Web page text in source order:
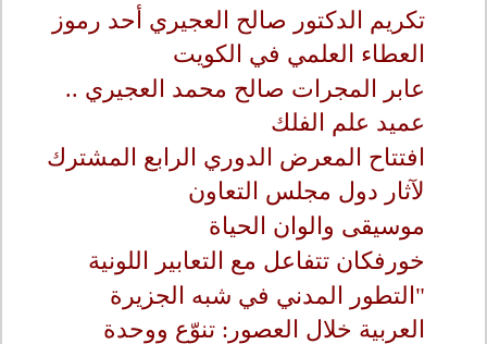
تكريم الدكتور صالح العجيري أحد رموز
العطاء العلمي في الكويت
عابر المجرات صالح محمد العجيري ..
عميد علم الفلك
افتتاح المعرض الدوري الرابع المشترك
لآثار دول مجلس التعاون
موسيقى والوان الحياة
خورفكان تتفاعل مع التعابير اللونية
"التطور المدني في شبه الجزيرة
العربية خلال العصور: تنوّع ووحدة